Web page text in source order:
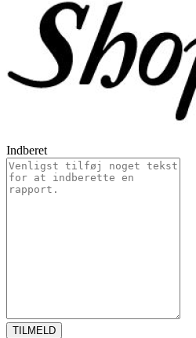
Indberet
TILMELD